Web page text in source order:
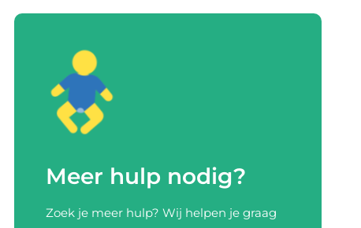
Meer hulp nodig?
Zoek je meer hulp? Wij helpen je graag